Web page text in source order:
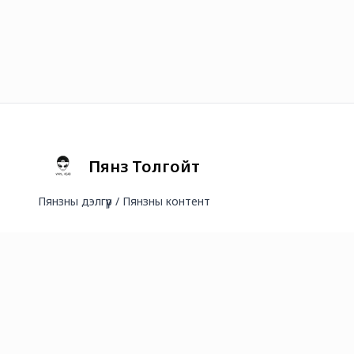
Пянз Толгойт
Пянзны дэлгүүр / Пянзны контент